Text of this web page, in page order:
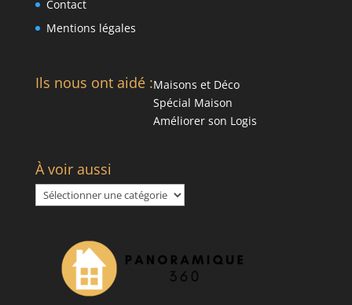
Contact
Mentions légales
Ils nous ont aidé :Maisons et Déco
Spécial Maison
Améliorer son Logis
À voir aussi
voir